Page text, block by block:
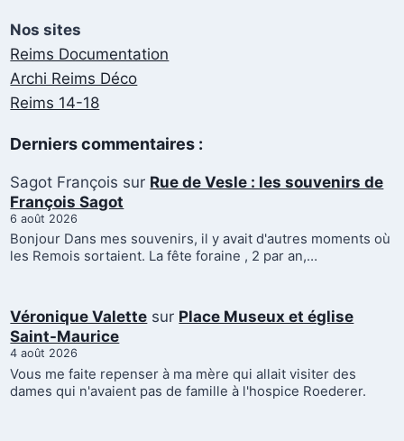
Nos sites
Reims Documentation
Archi Reims Déco
Reims 14-18
Derniers commentaires :
Sagot François sur Rue de Vesle : les souvenirs de
François Sagot
6 août 2026
Bonjour Dans mes souvenirs, il y avait d'autres moments où
les Remois sortaient. La fête foraine , 2 par an,…
Véronique Valette sur Place Museux et église
Saint-Maurice
4 août 2026
Vous me faite repenser à ma mère qui allait visiter des
dames qui n'avaient pas de famille à l'hospice Roederer.